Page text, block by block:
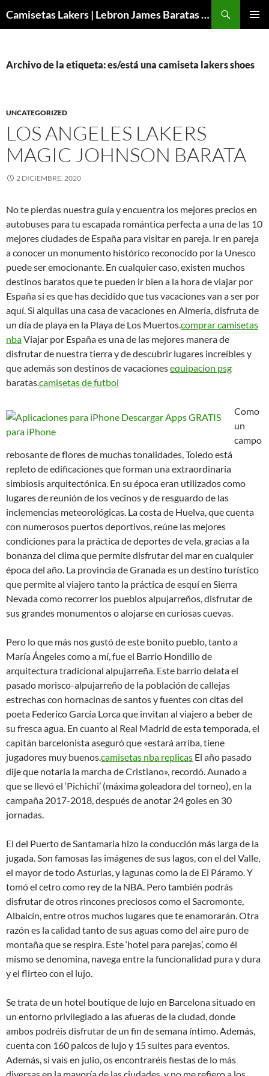
Camisetas Lakers | Lebron James Baratas 2024 – Micamisetanba
Archivo de la etiqueta: es/está una camiseta lakers shoes
UNCATEGORIZED
LOS ANGELES LAKERS
MAGIC JOHNSON BARATA
2 DICIEMBRE, 2020
No te pierdas nuestra guía y encuentra los mejores precios en
autobuses para tu escapada romántica perfecta a una de las 10
mejores ciudades de España para visitar en pareja. Ir en pareja
a conocer un monumento histórico reconocido por la Unesco
puede ser emocionante. En cualquier caso, existen muchos
destinos baratos que te pueden ir bien a la hora de viajar por
España si es que has decidido que tus vacaciones van a ser por
aquí. Si alquilas una casa de vacaciones en Almería, disfruta de
un día de playa en la Playa de Los Muertos.comprar camisetas
nbaViajar por España es una de las mejores manera de
disfrutar de nuestra tierra y de descubrir lugares increíbles y
que además son destinos de vacacionesequipacion psg
baratas.camisetas de futbol
Como
un
campo
rebosante de flores de muchas tonalidades, Toledo está
repleto de edificaciones que forman una extraordinaria
simbiosis arquitectónica. En su época eran utilizados como
lugares de reunión de los vecinos y de resguardo de las
inclemencias meteorológicas. La costa de Huelva, que cuenta
con numerosos puertos deportivos, reúne las mejores
condiciones para la práctica de deportes de vela, gracias a la
bonanza del clima que permite disfrutar del mar en cualquier
época del año. La provincia de Granada es un destino turístico
que permite al viajero tanto la práctica de esquí en Sierra
Nevada como recorrer los pueblos alpujarreños, disfrutar de
sus grandes monumentos o alojarse en curiosas cuevas.
Pero lo que más nos gustó de este bonito pueblo, tanto a
María Ángeles como a mí, fue el Barrio Hondillo de
arquitectura tradicional alpujarreña. Este barrio delata el
pasado morisco-alpujarreño de la población de callejas
estrechas con hornacinas de santos y fuentes con citas del
poeta Federico García Lorca que invitan al viajero a beber de
su fresca agua. En cuanto al Real Madrid de esta temporada, el
capitán barcelonista aseguró que «estará arriba, tiene
jugadores muy buenos.camisetas nba replicas El año pasado
dije que notaría la marcha de Cristiano», recordó. Aunado a
que se llevó el ‘Pichichi’ (máxima goleadora del torneo), en la
campaña 2017-2018, después de anotar 24 goles en 30
jornadas.
El del Puerto de Santamaria hizo la conducción más larga de la
jugada. Son famosas las imágenes de sus lagos, con el del Valle,
el mayor de todo Asturias, y lagunas como la de El Páramo. Y
tomó el cetro como rey de la NBA. Pero también podrás
disfrutar de otros rincones preciosos como el Sacromonte,
Albaicín, entre otros muchos lugares que te enamorarán. Otra
razón es la calidad tanto de sus aguas como del aire puro de
montaña que se respira. Este ‘hotel para parejas’, como él
mismo se denomina, navega entre la funcionalidad pura y dura
y el flirteo con el lujo.
Se trata de un hotel boutique de lujo en Barcelona situado en
un entorno privilegiado a las afueras de la ciudad, donde
ambos podréis disfrutar de un fin de semana íntimo. Además,
cuenta con 160 palcos de lujo y 15 suites para eventos.
Además, si vais en julio, os encontraréis fiestas de lo más